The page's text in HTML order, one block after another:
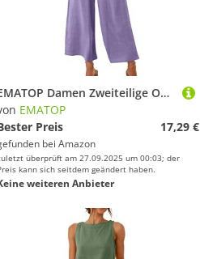
EMATOP Damen Zweiteilige Outfits Baumwolle Leinen Freizeitanzug Sommer Tank Top und Hose Casual Einfarbig Hosenanzug mit Taschen Jogginganzug Leicht Elegant Leinenanzug Strand Urlaub Streetwear
EMATOP
Preis
17,29 €
bei Amazon
überprüft am 27.09.2025 um 00:03; der
kann sich seitdem geändert haben.
weiteren Anbieter